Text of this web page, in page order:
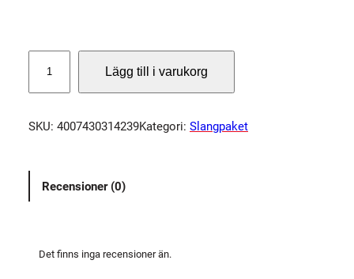
I
L
N
Lägg till i varukorg
SKU: 4007430314239Kategori: Slangpaket
Recensioner (0)
Det finns inga recensioner än.